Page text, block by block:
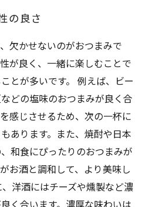
の良さ
欠かせないのがおつまみで
が良く、一緒に楽しむことで
とが多いです。 例えば、ビー
どの塩味のおつまみが良く合
感じさせるため、次の一杯に
あります。また、焼酎や日本
和食にぴったりのおつまみが
お酒と調和して、より美味し
洋酒にはチーズや燻製など濃